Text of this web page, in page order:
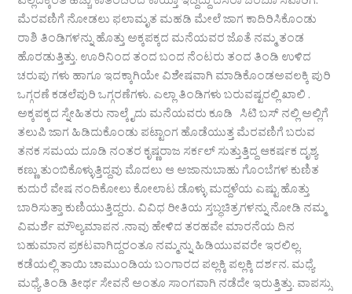
ಮೆರವಣಿಗೆ ನೋಡಲು ಫಲಾಮೃತ ಮಹಡಿ ಮೇಲೆ ಜಾಗ ಕಾದಿರಿಸಿಕೊಂಡು
ರಾಶಿ ತಿಂಡಿಗಳನ್ನು ಹೊತ್ತು ಅಕ್ಕಪಕ್ಕದ ಮನೆಯವರ ಜೊತೆ ನಮ್ಮ ತಂಡ
ಹೊರಡುತ್ತಿತ್ತು. ಊರಿನಿಂದ ತಂದ ಬಂದ ನೆಂಟರು ತಂದ ತಿಂಡಿ ಉಳಿದ
ಚರುಪು ಗಳು ಹಾಗೂ ಇದಕ್ಕಾಗಿಯೇ ವಿಶೇಷವಾಗಿ ಮಾಡಿಕೊಂಡಅವಲಕ್ಕಿ ಪುರಿ
ಒಗ್ಗರಣೆ ಕಡಲೆಪುರಿ ಒಗ್ಗರಣೆಗಳು. ಎಲ್ಲಾ ತಿಂಡಿಗಳು ಬರುವಷ್ಟರಲ್ಲಿ ಖಾಲಿ .
ಅಕ್ಕಪಕ್ಕದ ಸ್ನೇಹಿತರು ನಾಲ್ಕೈದು ಮನೆಯವರು ಕೂಡಿ ಸಿಟಿ ಬಸ್ ನಲ್ಲಿ ಅಲ್ಲಿಗೆ
ತಲುಪಿ ಜಾಗ ಹಿಡಿದುಕೊಂಡು ಪಟ್ಟಾಂಗ ಹೊಡೆಯುತ್ತ ಮೆರವಣಿಗೆ ಬರುವ
ತನಕ ಸಮಯ ದೂಡಿ ನಂತರ ಕೃಷ್ಣರಾಜ ಸರ್ಕಲ್ ಸುತ್ತುತ್ತಿದ್ದ ಆಕರ್ಷಕ ದೃಶ್ಯ
ಕಣ್ಣು ತುಂಬಿಕೊಳ್ಳುತ್ತಿದ್ದವು ಮೊದಲು ಆ ಅಜಾನುಬಾಹು ಗೊಂಬೆಗಳ ಕುಣಿತ
ಕುದುರೆ ವೇಷ ನಂದಿಕೋಲು ಕೋಲಾಟ ಡೊಳ್ಳು ಮದ್ದಳೆಯ ಎಷ್ಟು ಹೊತ್ತು
ಬಾರಿಸುತ್ತಾ ಕುಣಿಯುತ್ತಿದ್ದರು. ವಿವಿಧ ರೀತಿಯ ಸ್ತಬ್ಧಚಿತ್ರಗಳನ್ನು ನೋಡಿ ನಮ್ಮ
ವಿಮರ್ಶೆ ಮೌಲ್ಯಮಾಪನ .ನಾವು ಹೇಳಿದ ತರಹವೇ ಮಾರನೆಯ ದಿನ
ಬಹುಮಾನ ಪ್ರಕಟವಾಗಿದ್ದರಂತೂ ನಮ್ಮನ್ನು ಹಿಡಿಯುವವರೇ ಇರಲಿಲ್ಲ.
ಕಡೆಯಲ್ಲಿ ತಾಯಿ ಚಾಮುಂಡಿಯ ಬಂಗಾರದ ಪಲ್ಲಕ್ಕಿ ಪಲ್ಲಕ್ಕಿ ದರ್ಶನ. ಮಧ್ಯೆ
ಮಧ್ಯೆ ತಿಂಡಿ ತೀರ್ಥ ಸೇವನೆ ಅಂತೂ ಸಾಂಗವಾಗಿ ನಡೆದೇ ಇರುತ್ತಿತ್ತು. ವಾಪಸ್ಸು